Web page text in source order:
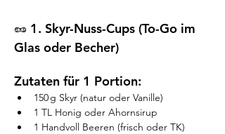
🥜 1. Skyr-Nuss-Cups (To-Go im
Glas oder Becher)
Zutaten für 1 Portion:
150 g Skyr (natur oder Vanille)
1 TL Honig oder Ahornsirup
1 Handvoll Beeren (frisch oder TK)